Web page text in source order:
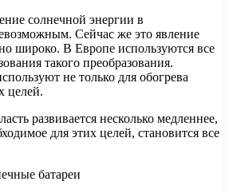
солнечной энергии в
Сейчас же это явление
широко. В Европе используются все
такого преобразования.
не только для обогрева
целей.
развивается несколько медленнее,
для этих целей, становится все
батареи